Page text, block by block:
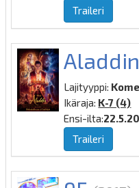
Traileri
Lajityyppi:
Ikäraja: K-7 (4)
Ensi-ilta:
Traileri